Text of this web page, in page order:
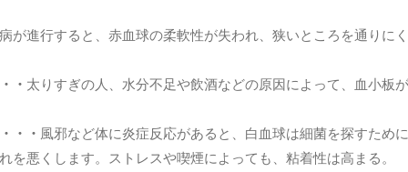
が進行すると、赤血球の柔軟性が失われ、狭いところを通りに
・ 太りすぎの人、水分不足や飲酒などの原因によって、血小板
・・ 風邪など体に炎症反応があると、白血球は細菌を探すため
を悪くします。ストレスや喫煙によっても、粘着性は高まる。